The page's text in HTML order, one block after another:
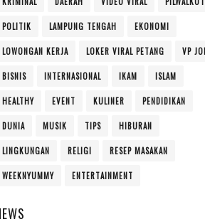
POLITIK LAMPUNG TENGAH EKONOMI
LOWONGAN KERJA LOKER VIRAL PETANG VP
BISNIS INTERNASIONAL IKAM ISLAM
HEALTHY EVENT KULINER PENDIDIKAN
DUNIA MUSIK TIPS HIBURAN
LINGKUNGAN RELIGI RESEP MASAKAN
WEEKNYUMMY ENTERTAINMENT